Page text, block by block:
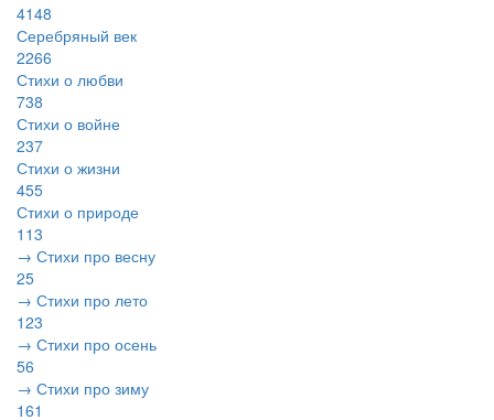
4148
Серебряный век
2266
Стихи о любви
738
Стихи о войне
237
Стихи о жизни
455
Стихи о природе
113
→ Стихи про весну
25
→ Стихи про лето
123
→ Стихи про осень
56
→ Стихи про зиму
161